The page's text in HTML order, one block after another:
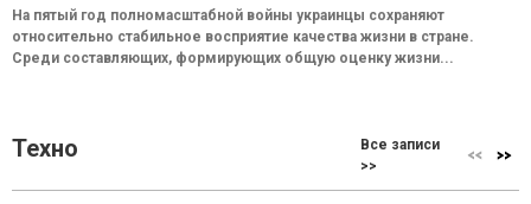
На пятый год полномасштабной войны украинцы сохраняют
относительно стабильное восприятие качества жизни в стране.
Среди составляющих, формирующих общую оценку жизни...
Техно
Все записи
>>